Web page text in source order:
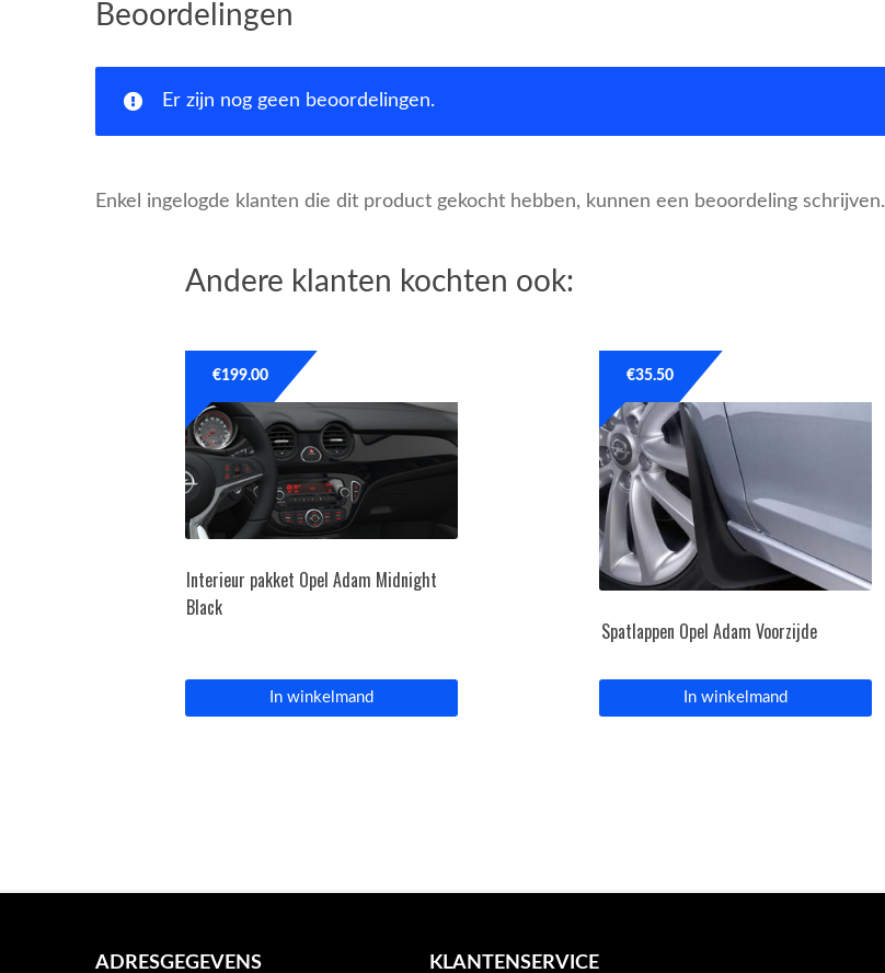
Beoordelingen
Er zijn nog geen beoordelingen.
Enkel ingelogde klanten die dit product gekocht hebben, kunnen een beoordeling schrijven.
Andere klanten kochten ook:
Interieur pakket Opel Adam Midnight
Black
€199.00
In winkelmand
Spatlappen Opel Adam Voorzijde
€35.50
In winkelmand
ADRESGEGEVENS KLANTENSERVICE